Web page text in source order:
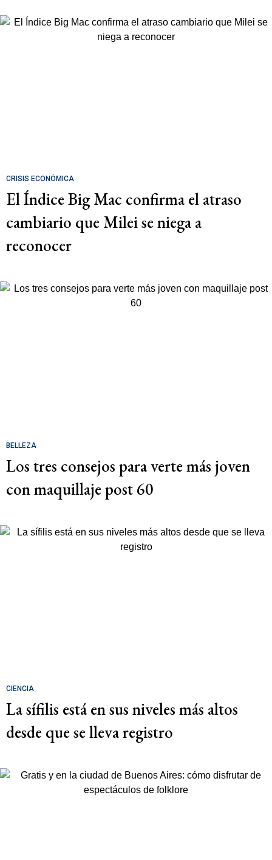
CRISIS ECONÓMICA
El Índice Big Mac confirma el atraso
cambiario que Milei se niega a
reconocer
BELLEZA
Los tres consejos para verte más joven
con maquillaje post 60
CIENCIA
La sífilis está en sus niveles más altos
desde que se lleva registro